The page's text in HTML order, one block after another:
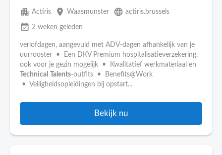
apartment Actiris place Waasmunster language actiris.brussels
event_available 2 weken geleden
verlofdagen, aangevuld met ADV-dagen afhankelijk van je
uurrooster • Een DKV Premium hospitalisatieverzekering,
ook voor je gezin mogelijk • Kwalitatief werkmateriaal en
Technical
Talents-outfits • Benefits@Work
• Veiligheidsopleidingen bij opstart...
Bekijk nu